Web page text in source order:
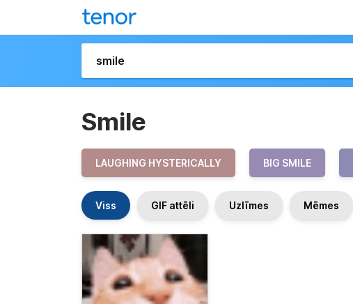
Smile
LAUGHING HYSTERICALLY BIG SMILE
Viss GIF attēli Uzlīmes Mēmes